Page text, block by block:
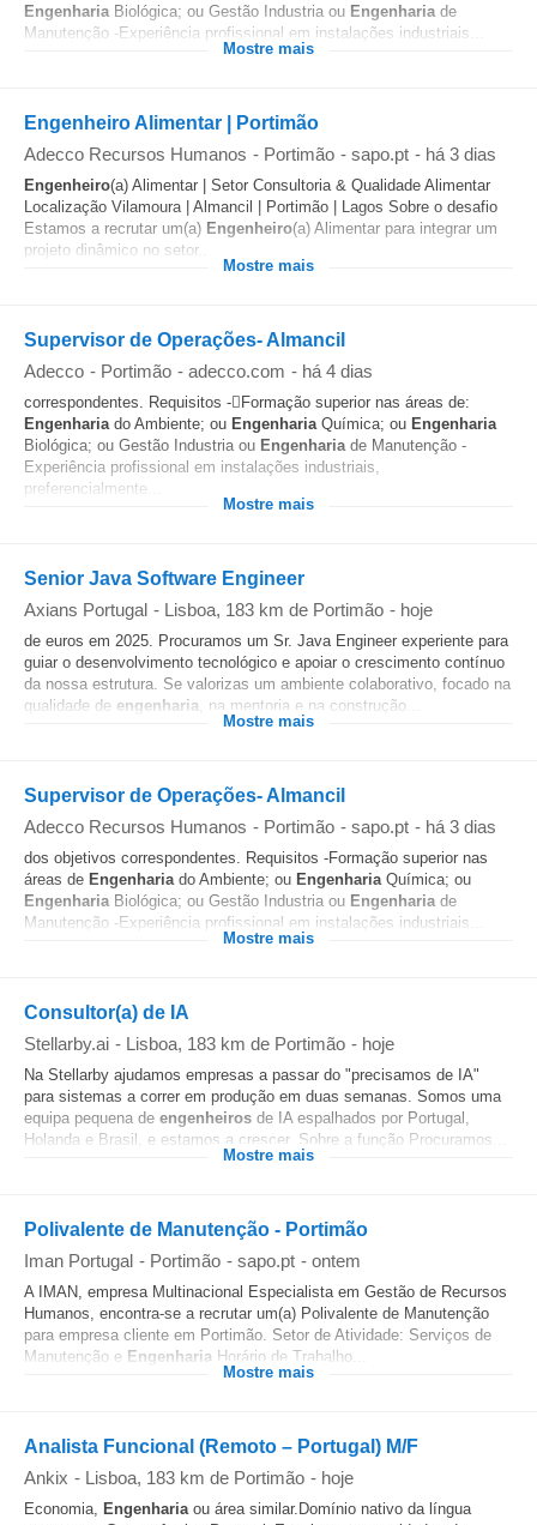
EngenhariaBiológica; ou Gestão Industria ou Engenhariade
Manutenção -Experiência profissional em instalações industriais...
Mostre mais
Engenheiro Alimentar | Portimão
Adecco Recursos Humanos - Portimão - sapo.pt - há 3 dias
Engenheiro(a) Alimentar | Setor Consultoria & Qualidade Alimentar
Localização Vilamoura | Almancil | Portimão | Lagos Sobre o desafio
Estamos a recrutar um(a) Engenheiro(a) Alimentar para integrar um
projeto dinâmico no setor...
Mostre mais
Supervisor de Operações- Almancil
Adecco - Portimão - adecco.com - há 4 dias
correspondentes. Requisitos -Formação superior nas áreas de:
Engenhariado Ambiente; ou EngenhariaQuímica; ou Engenharia
Biológica; ou Gestão Industria ou Engenhariade Manutenção -
Experiência profissional em instalações industriais,
preferencialmente...
Mostre mais
Senior Java Software Engineer
Axians Portugal - Lisboa, 183 km de Portimão - hoje
de euros em 2025. Procuramos um Sr. Java Engineer experiente para
guiar o desenvolvimento tecnológico e apoiar o crescimento contínuo
da nossa estrutura. Se valorizas um ambiente colaborativo, focado na
qualidade de engenharia , na mentoria e na construção...
Mostre mais
Supervisor de Operações- Almancil
Adecco Recursos Humanos - Portimão - sapo.pt - há 3 dias
dos objetivos correspondentes. Requisitos -Formação superior nas
áreas de Engenhariado Ambiente; ou EngenhariaQuímica; ou
EngenhariaBiológica; ou Gestão Industria ou Engenhariade
Manutenção -Experiência profissional em instalações industriais...
Mostre mais
Consultor(a) de IA
Stellarby.ai - Lisboa, 183 km de Portimão - hoje
Na Stellarby ajudamos empresas a passar do "precisamos de IA"
para sistemas a correr em produção em duas semanas. Somos uma
equipa pequena de engenheiros de IA espalhados por Portugal,
Holanda e Brasil, e estamos a crescer. Sobre a função Procuramos...
Mostre mais
Polivalente de Manutenção - Portimão
Iman Portugal - Portimão - sapo.pt - ontem
A IMAN, empresa Multinacional Especialista em Gestão de Recursos
Humanos, encontra-se a recrutar um(a) Polivalente de Manutenção
para empresa cliente em Portimão. Setor de Atividade: Serviços de
Manutenção e Engenharia Horário de Trabalho...
Mostre mais
Analista Funcional (Remoto – Portugal) M/F
Ankix - Lisboa, 183 km de Portimão - hoje
Economia, Engenhariaou área similar.Domínio nativo da língua